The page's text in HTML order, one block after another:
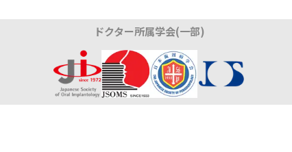
ドクター所属学会(一部)